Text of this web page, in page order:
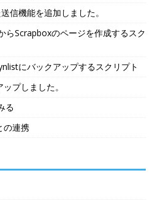
信機能を追加しました。
Scrapboxのページを作成するスク
にバックアップするスクリプト
プしました。
る
の連携